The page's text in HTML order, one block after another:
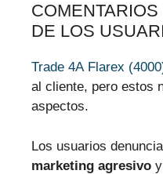
DE LOS
Trade 4A Flarex
al cliente, pero estos
aspectos.
Los usuarios
marketing agresivo